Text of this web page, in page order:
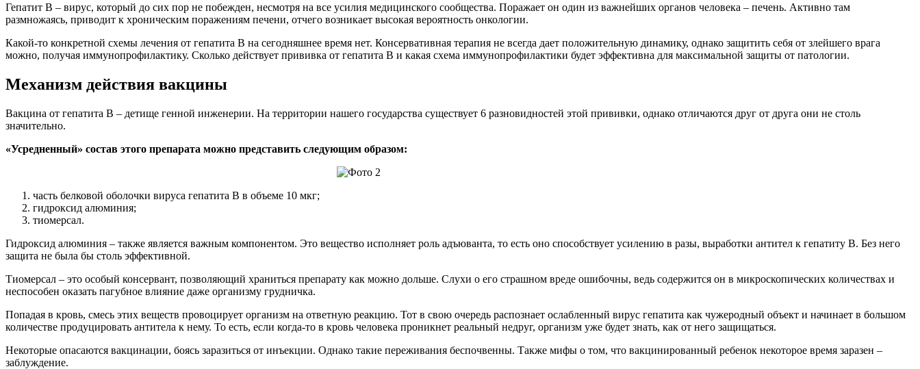
Гепатит В – вирус, который до сих пор не побежден, несмотря на все усилия медицинского сообщества. Поражает он один из важнейших органов человека – печень. Активно там
размножаясь, приводит к хроническим поражениям печени, отчего возникает высокая вероятность онкологии.
Какой-то конкретной схемы лечения от гепатита В на сегодняшнее время нет. Консервативная терапия не всегда дает положительную динамику, однако защитить себя от злейшего врага
можно, получая иммунопрофилактику. Сколько действует прививка от гепатита В и какая схема иммунопрофилактики будет эффективна для максимальной защиты от патологии.
Механизм действия вакцины
Вакцина от гепатита В – детище генной инженерии. На территории нашего государства существует 6 разновидностей этой прививки, однако отличаются друг от друга они не столь
значительно.
«Усредненный» состав этого препарата можно представить следующим образом:
часть белковой оболочки вируса гепатита В в объеме 10 мкг;
гидроксид алюминия;
тиомерсал.
Гидроксид алюминия – также является важным компонентом. Это вещество исполняет роль адъюванта, то есть оно способствует усилению в разы, выработки антител к гепатиту В. Без него
защита не была бы столь эффективной.
Тиомерсал – это особый консервант, позволяющий храниться препарату как можно дольше. Слухи о его страшном вреде ошибочны, ведь содержится он в микроскопических количествах и
неспособен оказать пагубное влияние даже организму грудничка.
Попадая в кровь, смесь этих веществ провоцирует организм на ответную реакцию. Тот в свою очередь распознает ослабленный вирус гепатита как чужеродный объект и начинает в большом
количестве продуцировать антитела к нему. То есть, если когда-то в кровь человека проникнет реальный недруг, организм уже будет знать, как от него защищаться.
Некоторые опасаются вакцинации, боясь заразиться от инъекции. Однако такие переживания беспочвенны. Также мифы о том, что вакцинированный ребенок некоторое время заразен –
заблуждение.